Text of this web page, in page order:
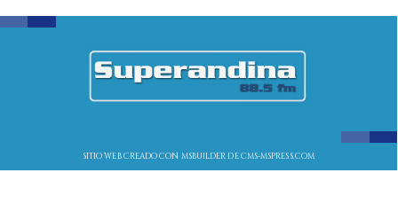
SITIO WEB CREADO CON MSBUILDER DE CMS-MSPRESS.COM